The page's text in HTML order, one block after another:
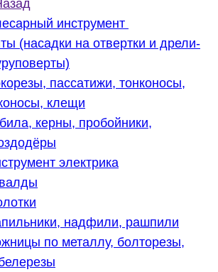
инструмент
(насадки на отвертки и дрели-
пассатижи, тонконосы,
клещи
керны, пробойники,
электрика
надфили, рашпили
по металлу, болторезы,